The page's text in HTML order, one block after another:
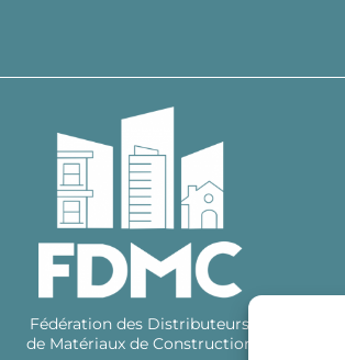
Fédération des Distributeurs
de Matériaux de Construction